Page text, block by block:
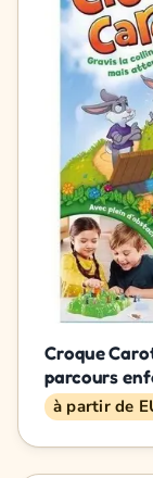
Croque
parcours
à partir de